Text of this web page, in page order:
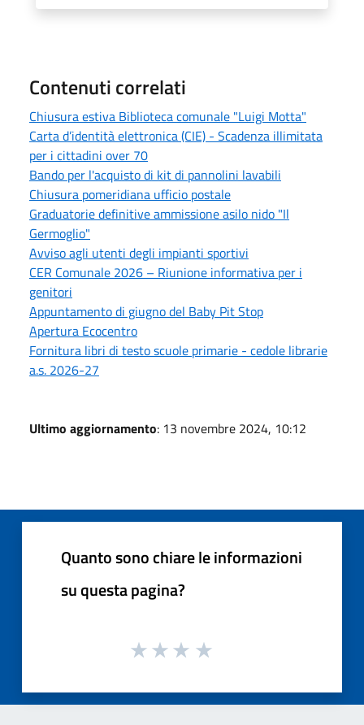
Contenuti correlati
Chiusura estiva Biblioteca comunale "Luigi Motta"
Carta d’identità elettronica (CIE) - Scadenza illimitata
per i cittadini over 70
Bando per l'acquisto di kit di pannolini lavabili
Chiusura pomeridiana ufficio postale
Graduatorie definitive ammissione asilo nido "Il
Germoglio"
Avviso agli utenti degli impianti sportivi
CER Comunale 2026 – Riunione informativa per i
genitori
Appuntamento di giugno del Baby Pit Stop
Apertura Ecocentro
Fornitura libri di testo scuole primarie - cedole librarie
a.s. 2026-27
Ultimo aggiornamento: 13 novembre 2024, 10:12
Quanto sono chiare le informazioni
su questa pagina?